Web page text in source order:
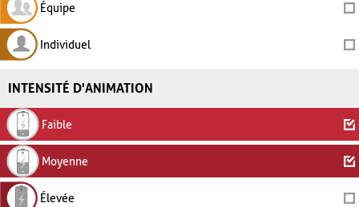
Équipe
Individuel
INTENSITÉ D'ANIMATION
Faible
Moyenne
Élevée